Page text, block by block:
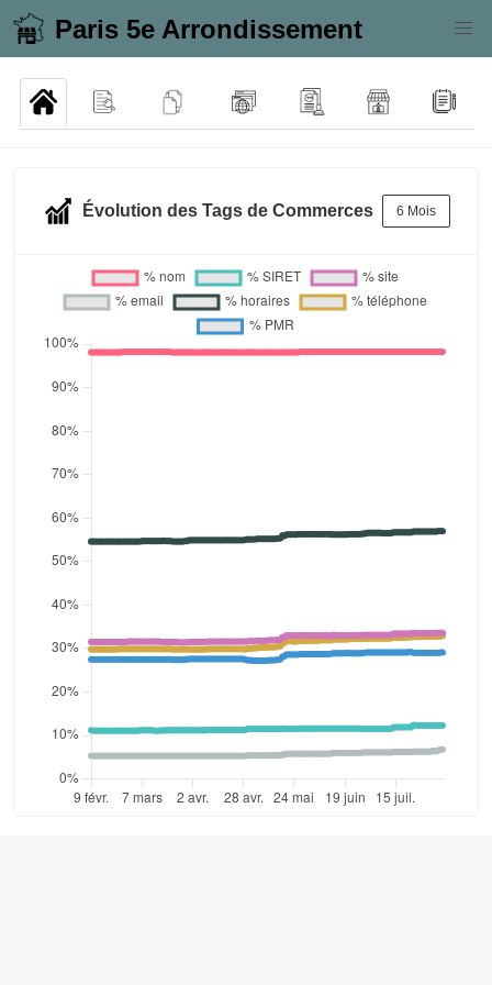
Paris 5e Arrondissement
Évolution des Tags de Commerces 6 Mois